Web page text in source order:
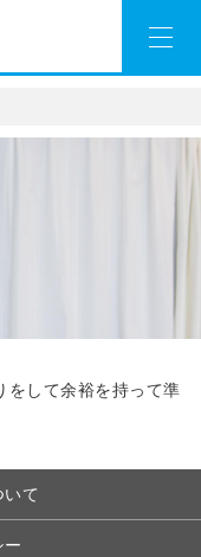
をして余裕を持って準
て
ー